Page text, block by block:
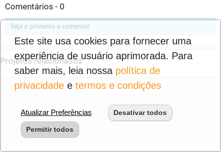
Comentários - 0
Seja o primeiro a comentar
Projetos relacionados
Este site usa cookies para fornecer uma
experiência de usuário aprimorada. Para
saber mais, leia nossa política de
privacidadee termos e condições
Atualizar Preferências Desativar todos
Permitir todos